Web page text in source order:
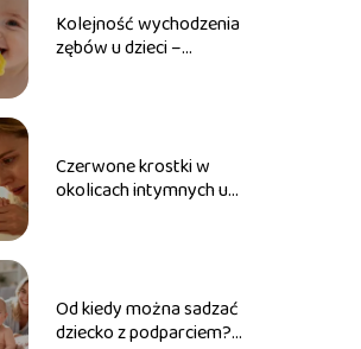
Kolejność wychodzenia
zębów u dzieci –
Czerwone krostki w
okolicach intymnych u
Od kiedy można sadzać
dziecko z podparciem?